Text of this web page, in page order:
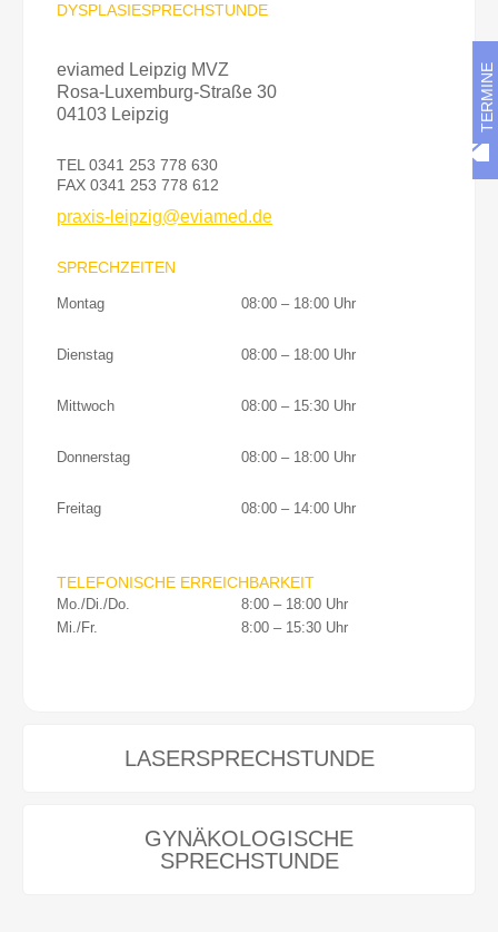
DYSPLASIESPRECHSTUNDE
eviamed Leipzig MVZ
Rosa-Luxemburg-Straße 30
04103 Leipzig
TEL 0341 253 778 630
FAX 0341 253 778 612
praxis-leipzig@eviamed.de
SPRECHZEITEN
Montag 08:00 – 18:00 Uhr
Dienstag 08:00 – 18:00 Uhr
Mittwoch 08:00 – 15:30 Uhr
Donnerstag 08:00 – 18:00 Uhr
Freitag 08:00 – 14:00 Uhr
TELEFONISCHE ERREICHBARKEIT
Mo./Di./Do.
8:00 – 18:00 Uhr
Mi./Fr.
8:00 – 15:30 Uhr
LASERSPRECHSTUNDE
GYNÄKOLOGISCHE
SPRECHSTUNDE
TERMINE